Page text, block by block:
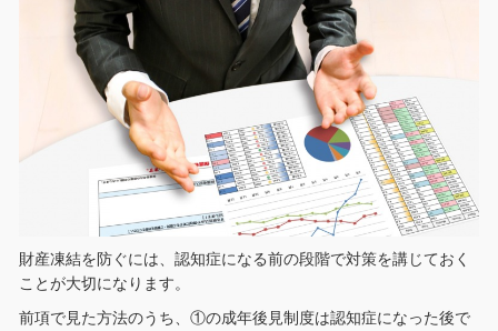
財産凍結を防ぐには、認知症になる前の段階で対策を講じておく
ことが大切になります。
前項で見た方法のうち、①の成年後見制度は認知症になった後で